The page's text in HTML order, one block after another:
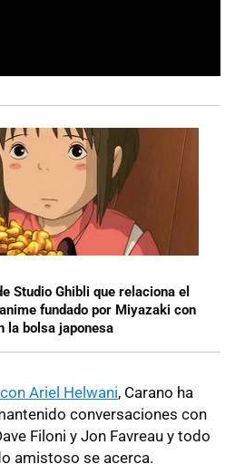
Studio Ghibli que relaciona el
fundado por Miyazaki con
la bolsa japonesa
Ariel Helwani, Carano ha
conversaciones con
Filoni y Jon Favreau y todo
amistoso se acerca.